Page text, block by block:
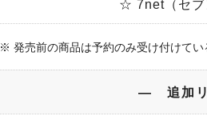
☆ 7net（セ
※ 発売前の商品は予約のみ受け付けてい
― 追加